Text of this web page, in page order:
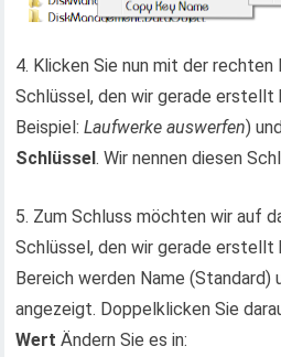
4. Klicken Sie nun mit der
Schlüssel, den wir gerade erstellt
Beispiel:Laufwerke auswerfen)
Schlüssel. Wir nennen diesen
5. Zum Schluss möchten wir auf
Schlüssel, den wir gerade erstellt
Bereich werden Name (Standard)
angezeigt. Doppelklicken Sie
WertÄndern Sie es in: